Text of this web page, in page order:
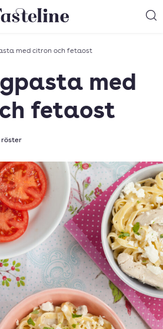
Tastelines startsida
med citron och fetaost
med
fetaost
röster